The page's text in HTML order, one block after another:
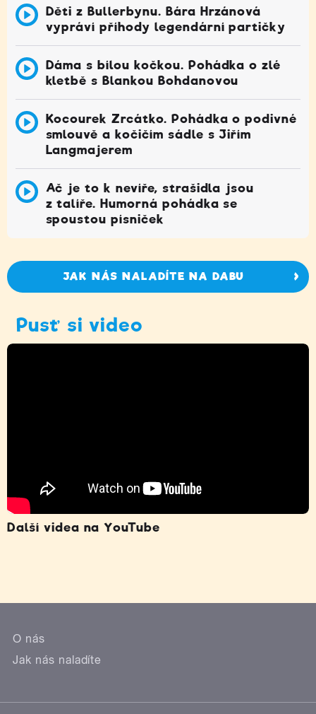
Děti z Bullerbynu. Bára Hrzánová
vypráví příhody legendární partičky
Dáma s bílou kočkou. Pohádka o zlé
kletbě s Blankou Bohdanovou
Kocourek Zrcátko. Pohádka o podivné
smlouvě a kočičím sádle s Jiřím
Langmajerem
Ač je to k nevíře, strašidla jsou
z talíře. Humorná pohádka se
spoustou písniček
JAK NÁS NALADÍTE NA DABU
Pusť si video
Další videa na YouTube
O nás
Jak nás naladíte